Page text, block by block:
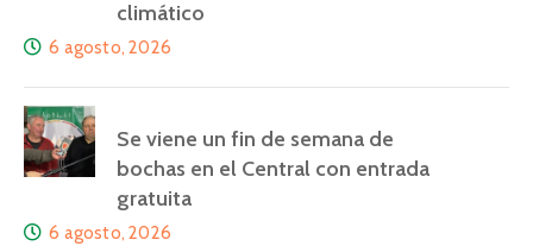
climático
6 agosto, 2026
Se viene un fin de semana de
bochas en el Central con entrada
gratuita
6 agosto, 2026